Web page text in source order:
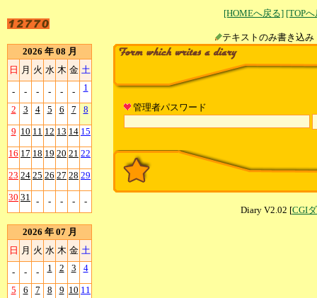
[HOMEへ戻る] [TOP
テキストのみ書
2026 年 08 月
日 月 火 水 木 金 土
- - - - - - 1
2 3 4 5 6 7 8
9 10 11 12 13 14 15
16 17 18 19 20 21 22
23 24 25 26 27 28 29
30 31 - - - - -
2026 年 07 月
日 月 火 水 木 金 土
- - - 1 2 3 4
5 6 7 8 9 10 11
管理者パスワード
Diary V2.02 [CGI